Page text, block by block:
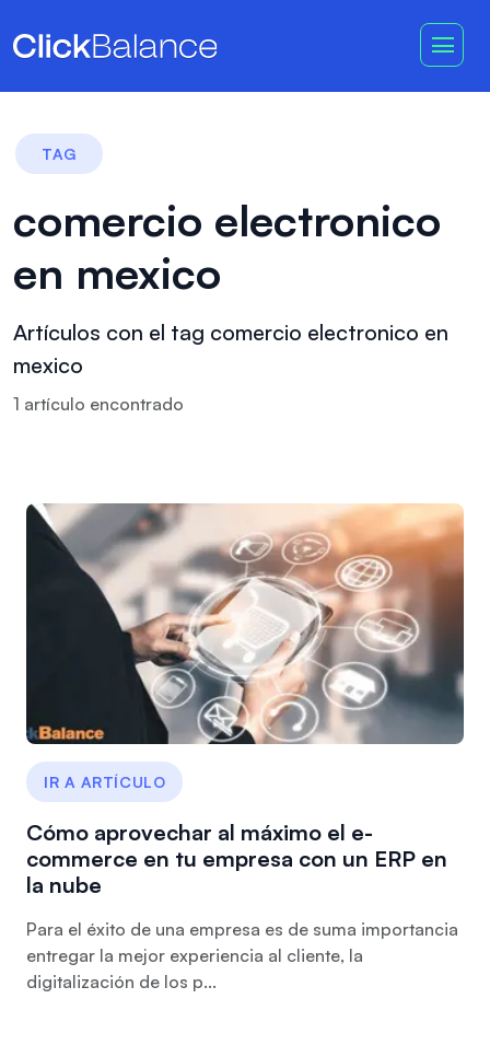
TAG
comercio electronico
en mexico
Artículos con el tag comercio electronico en
mexico
1 artículo encontrado
IR A ARTÍCULO
Cómo aprovechar al máximo el e-
commerce en tu empresa con un ERP en
la nube
Para el éxito de una empresa es de suma importancia
entregar la mejor experiencia al cliente, la
digitalización de los p...